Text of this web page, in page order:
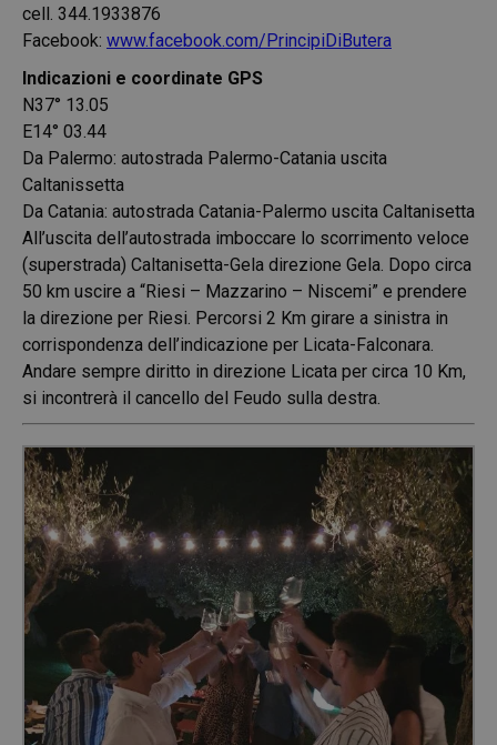
cell. 344.1933876
Facebook: www.facebook.com/PrincipiDiButera
Indicazioni e coordinate GPS
N37° 13.05
E14° 03.44
Da Palermo: autostrada Palermo-Catania uscita
Caltanissetta
Da Catania: autostrada Catania-Palermo uscita Caltanisetta
All’uscita dell’autostrada imboccare lo scorrimento veloce
(superstrada) Caltanisetta-Gela direzione Gela. Dopo circa
50 km uscire a “Riesi – Mazzarino – Niscemi” e prendere
la direzione per Riesi. Percorsi 2 Km girare a sinistra in
corrispondenza dell’indicazione per Licata-Falconara.
Andare sempre diritto in direzione Licata per circa 10 Km,
si incontrerà il cancello del Feudo sulla destra.